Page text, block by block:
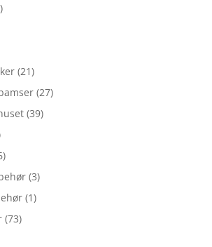
(21)
(27)
(39)
(3)
(1)
(73)